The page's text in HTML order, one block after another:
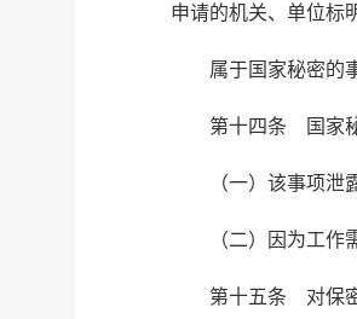
申请的机关、单位标
属于国家秘密的
第十四条 国家
（一）该事项泄
（二）因为工
第十五条 对保